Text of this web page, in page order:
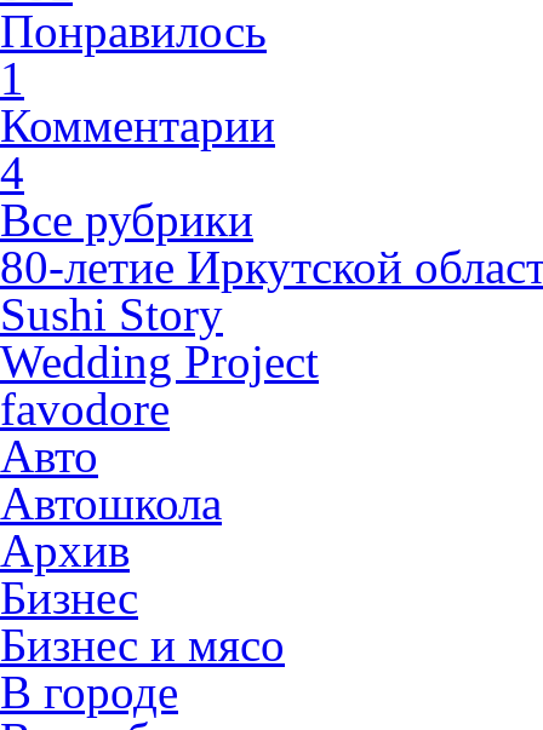
Понравилось
1
Комментарии
4
Все рубрики
80-летие Иркутской
Sushi Story
Wedding Project
favodore
Авто
Автошкола
Архив
Бизнес
Бизнес и мясо
В городе